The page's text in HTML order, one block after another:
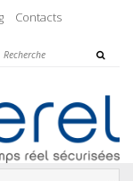
Contacts